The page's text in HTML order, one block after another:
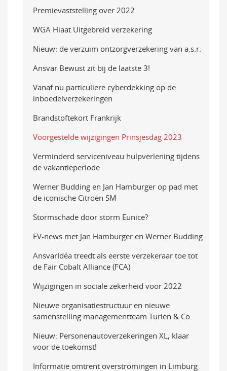
Premievaststelling over 2022
WGA Hiaat Uitgebreid verzekering
Nieuw: de verzuim ontzorgverzekering van a.s.r.
Ansvar Bewust zit bij de laatste 3!
Vanaf nu particuliere cyberdekking op de
inboedelverzekeringen
Brandstoftekort Frankrijk
Voorgestelde wijzigingen Prinsjesdag 2023
Verminderd serviceniveau hulpverlening tijdens
de vakantieperiode
Werner Budding en Jan Hamburger op pad met
de iconische Citroën SM
Stormschade door storm Eunice?
EV-news met Jan Hamburger en Werner Budding
AnsvarIdéa treedt als eerste verzekeraar toe tot
de Fair Cobalt Alliance (FCA)
Wijzigingen in sociale zekerheid voor 2022
Nieuwe organisatiestructuur en nieuwe
samenstelling managementteam Turien & Co.
Nieuw: Personenautoverzekeringen XL, klaar
voor de toekomst!
Informatie omtrent overstromingen in Limburg